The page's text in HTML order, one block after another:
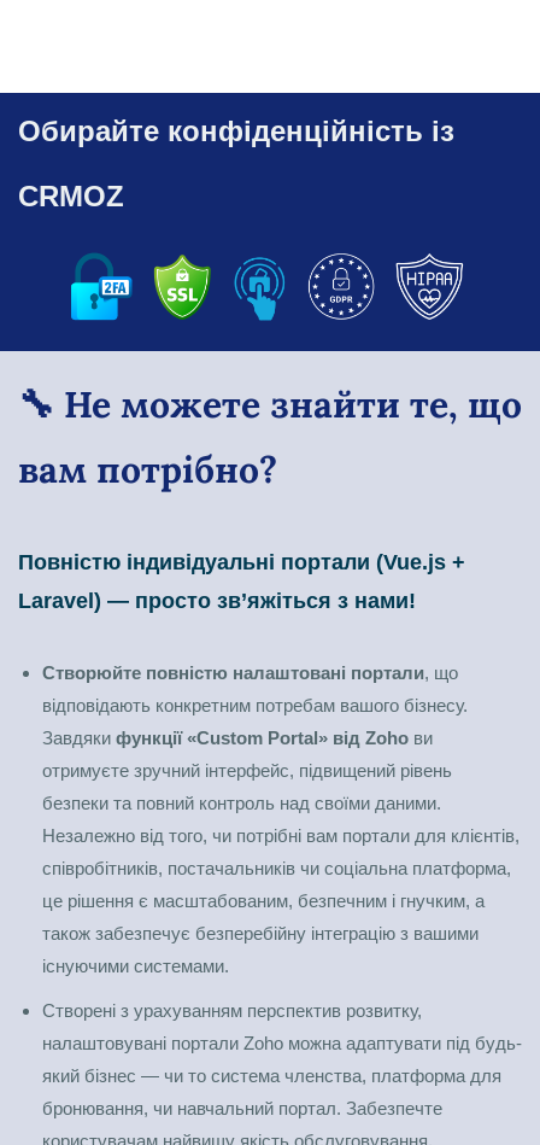
Обирайте конфіденційність із
CRMOZ
🔧 Не можете знайти те, що
вам потрібно?
Повністю індивідуальні портали (Vue.js +
Laravel) — просто зв’яжіться з нами!
Створюйте повністю налаштовані портали, що
відповідають конкретним потребам вашого бізнесу.
Завдяки функції «Custom Portal» від Zoho ви
отримуєте зручний інтерфейс, підвищений рівень
безпеки та повний контроль над своїми даними.
Незалежно від того, чи потрібні вам портали для клієнтів,
співробітників, постачальників чи соціальна платформа,
це рішення є масштабованим, безпечним і гнучким, а
також забезпечує безперебійну інтеграцію з вашими
існуючими системами.
Створені з урахуванням перспектив розвитку,
налаштовувані портали Zoho можна адаптувати під будь-
який бізнес — чи то система членства, платформа для
бронювання, чи навчальний портал. Забезпечте
користувачам найвищу якість обслуговування,